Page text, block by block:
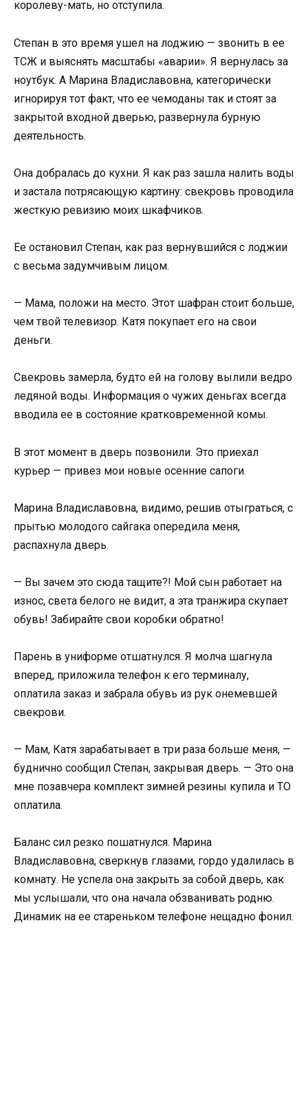
королеву-мать, но отступила.
Степан в это время ушел на лоджию — звонить в ее
ТСЖ и выяснять масштабы «аварии». Я вернулась за
ноутбук. А Марина Владиславовна, категорически
игнорируя тот факт, что ее чемоданы так и стоят за
закрытой входной дверью, развернула бурную
деятельность.
Она добралась до кухни. Я как раз зашла налить воды
и застала потрясающую картину: свекровь проводила
жесткую ревизию моих шкафчиков.
Ее остановил Степан, как раз вернувшийся с лоджии
с весьма задумчивым лицом.
— Мама, положи на место. Этот шафран стоит больше,
чем твой телевизор. Катя покупает его на свои
деньги.
Свекровь замерла, будто ей на голову вылили ведро
ледяной воды. Информация о чужих деньгах всегда
вводила ее в состояние кратковременной комы.
В этот момент в дверь позвонили. Это приехал
курьер — привез мои новые осенние сапоги.
Марина Владиславовна, видимо, решив отыграться, с
прытью молодого сайгака опередила меня,
распахнула дверь.
— Вы зачем это сюда тащите?! Мой сын работает на
износ, света белого не видит, а эта транжира скупает
обувь! Забирайте свои коробки обратно!
Парень в униформе отшатнулся. Я молча шагнула
вперед, приложила телефон к его терминалу,
оплатила заказ и забрала обувь из рук онемевшей
свекрови.
— Мам, Катя зарабатывает в три раза больше меня, —
буднично сообщил Степан, закрывая дверь. — Это она
мне позавчера комплект зимней резины купила и ТО
оплатила.
Баланс сил резко пошатнулся. Марина
Владиславовна, сверкнув глазами, гордо удалилась в
комнату. Не успела она закрыть за собой дверь, как
мы услышали, что она начала обзванивать родню.
Динамик на ее стареньком телефоне нещадно фонил.